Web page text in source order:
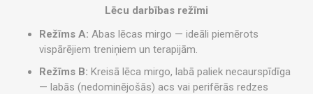
Lēcu darbības režīmi
Režīms A: Abas lēcas mirgo — ideāli piemērots
vispārējiem treniņiem un terapijām.
Režīms B: Kreisā lēca mirgo, labā paliek necaurspīdīga
— labās (nedominējošās) acs vai perifērās redzes